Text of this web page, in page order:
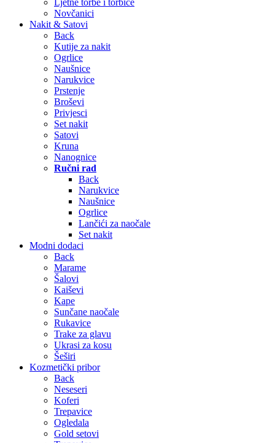
Ljetne torbe i torbice
Novčanici
Nakit & Satovi
Back
Kutije za nakit
Ogrlice
Naušnice
Narukvice
Prstenje
Broševi
Privjesci
Set nakit
Satovi
Kruna
Nanognice
Ručni rad
Back
Narukvice
Naušnice
Ogrlice
Lančići za naočale
Set nakit
Modni dodaci
Back
Marame
Šalovi
Kaiševi
Kape
Sunčane naočale
Rukavice
Trake za glavu
Ukrasi za kosu
Šeširi
Kozmetički pribor
Back
Neseseri
Koferi
Trepavice
Ogledala
Gold setovi